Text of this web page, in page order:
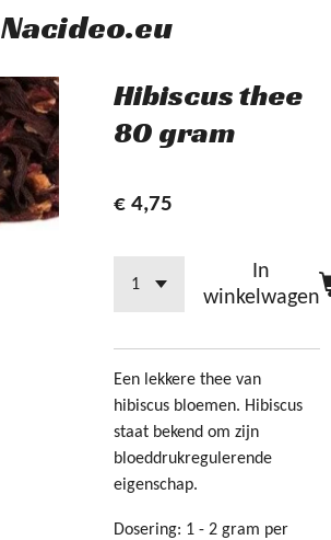
Nacideo.eu
Hibiscus thee
80 gram
€ 4,75
In
winkelwagen
Een lekkere thee van
hibiscus bloemen. Hibiscus
staat bekend om zijn
bloeddrukregulerende
eigenschap.
Dosering: 1 - 2 gram per